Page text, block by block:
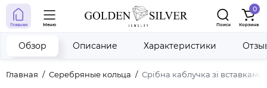
Главная Меню Поиск
0
Корзина
Главная Серебряные кольца Срібна каблучка зі вставками
Обзор Описание Характеристики